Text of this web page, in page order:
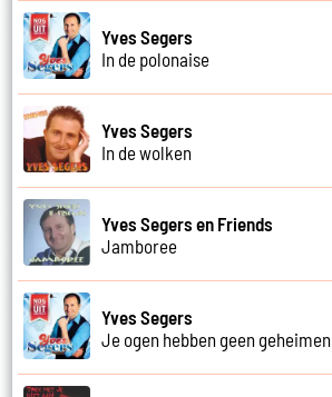
Yves Segers
In de polonaise
Yves Segers
In de wolken
Yves Segers en Friends
Jamboree
Yves Segers
Je ogen hebben geen geheimen